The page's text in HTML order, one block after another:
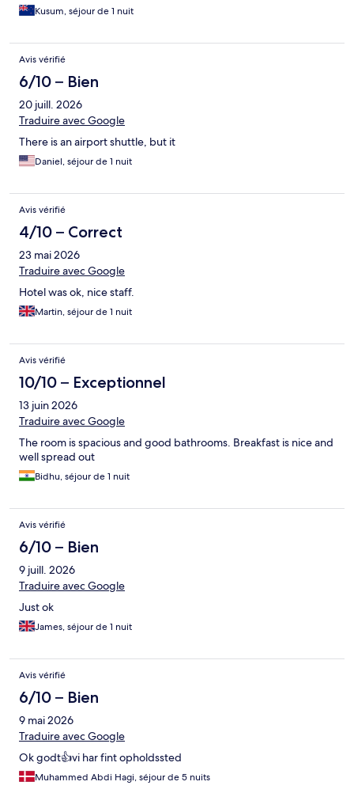
Kusum, séjour de 1 nuit
Avis vérifié
6/10 – Bien
20 juill. 2026
Traduire avec Google
There is an airport shuttle, but it
Daniel, séjour de 1 nuit
Avis vérifié
4/10 – Correct
23 mai 2026
Traduire avec Google
Hotel was ok, nice staff.
Martin, séjour de 1 nuit
Avis vérifié
10/10 – Exceptionnel
13 juin 2026
Traduire avec Google
The room is spacious and good bathrooms. Breakfast is nice and
well spread out
Bidhu, séjour de 1 nuit
Avis vérifié
6/10 – Bien
9 juill. 2026
Traduire avec Google
Just ok
James, séjour de 1 nuit
Avis vérifié
6/10 – Bien
9 mai 2026
Traduire avec Google
Ok godt👍vi har fint opholdssted
Muhammed Abdi Hagi, séjour de 5 nuits